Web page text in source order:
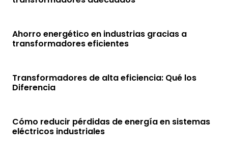
Ahorro energético en industrias gracias a
transformadores eficientes
Transformadores de alta eficiencia: Qué los
Diferencia
Cómo reducir pérdidas de energía en sistemas
eléctricos industriales